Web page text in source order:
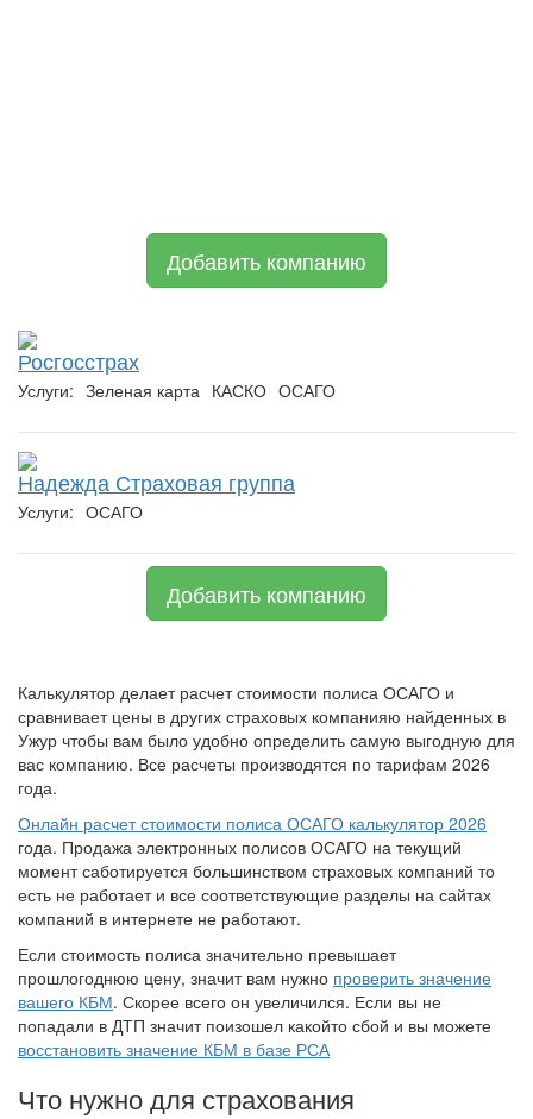
Добавить компанию
Росгосстрах
Услуги: Зеленая карта КАСКО ОСАГО
Надежда Страховая группа
Услуги: ОСАГО
Добавить компанию
Калькулятор делает расчет стоимости полиса ОСАГО и
сравнивает цены в других страховых компанияю найденных в
Ужур чтобы вам было удобно определить самую выгодную для
вас компанию. Все расчеты производятся по тарифам 2026
года.
Онлайн расчет стоимости полиса ОСАГО калькулятор 2026
года. Продажа электронных полисов ОСАГО на текущий
момент саботируется большинством страховых компаний то
есть не работает и все соответствующие разделы на сайтах
компаний в интернете не работают.
Если стоимость полиса значительно превышает
прошлогоднюю цену, значит вам нужно проверить значение
вашего КБМ. Скорее всего он увеличился. Если вы не
попадали в ДТП значит поизошел какойто сбой и вы можете
восстановить значение КБМ в базе РСА
Что нужно для страхования